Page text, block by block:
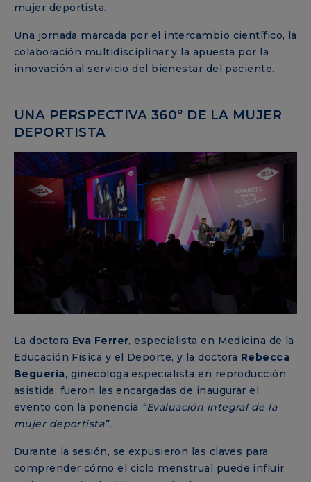
mujer deportista.
Una jornada marcada por el intercambio científico, la
colaboración multidisciplinar y la apuesta por la
innovación al servicio del bienestar del paciente.
UNA PERSPECTIVA 360º DE LA MUJER
DEPORTISTA
La doctora Eva Ferrer, especialista en Medicina de la
Educación Física y el Deporte, y la doctora Rebecca
Beguería, ginecóloga especialista en reproducción
asistida, fueron las encargadas de inaugurar el
evento con la ponencia “Evaluación integral de la
mujer deportista”.
Durante la sesión, se expusieron las claves para
comprender cómo el ciclo menstrual puede influir